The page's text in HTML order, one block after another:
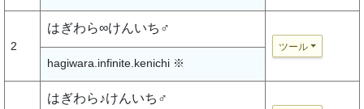
2
はぎわら∞けんいち♂
ツール
hagiwara.infinite.kenichi ※
はぎわら♪けんいち♂